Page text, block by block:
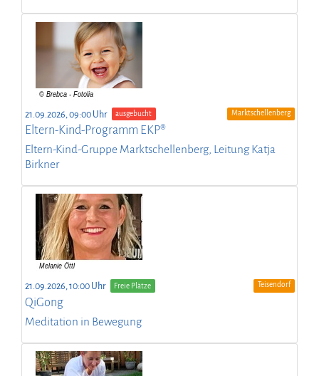
21.09.2026, 09:00 Uhr ausgebucht Marktschellenberg
Eltern-Kind-Programm EKP®
Eltern-Kind-Gruppe Marktschellenberg, Leitung Katja
Birkner
21.09.2026, 10:00 Uhr Freie Plätze Teisendorf
QiGong
Meditation in Bewegung